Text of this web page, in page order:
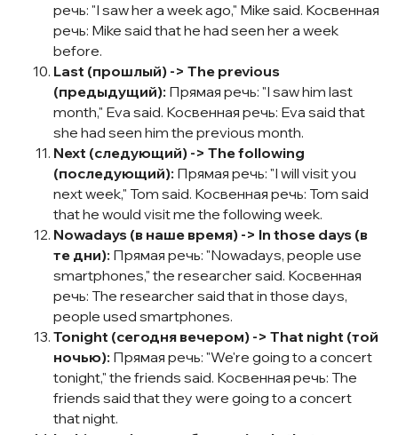
речь: "I saw her a week ago," Mike said. Косвенная
речь: Mike said that he had seen her a week
before.
Last (прошлый) -> The previous
(предыдущий): Прямая речь: "I saw him last
month," Eva said. Косвенная речь: Eva said that
she had seen him the previous month.
Next (следующий) -> The following
(последующий): Прямая речь: "I will visit you
next week," Tom said. Косвенная речь: Tom said
that he would visit me the following week.
Nowadays (в наше время) -> In those days (в
те дни): Прямая речь: "Nowadays, people use
smartphones," the researcher said. Косвенная
речь: The researcher said that in those days,
people used smartphones.
Tonight (сегодня вечером) -> That night (той
ночью): Прямая речь: "We're going to a concert
tonight," the friends said. Косвенная речь: The
friends said that they were going to a concert
that night.